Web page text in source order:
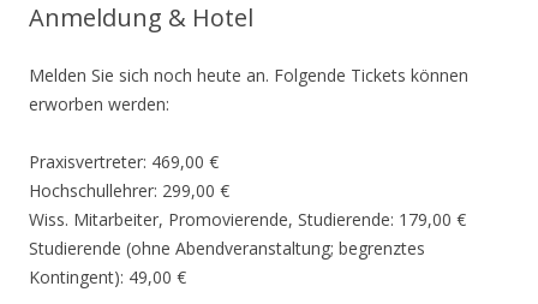
Anmeldung & Hotel
Melden Sie sich noch heute an. Folgende Tickets können
erworben werden:
Praxisvertreter: 469,00 €
Hochschullehrer: 299,00 €
Wiss. Mitarbeiter, Promovierende, Studierende: 179,00 €
Studierende (ohne Abendveranstaltung; begrenztes
Kontingent): 49,00 €